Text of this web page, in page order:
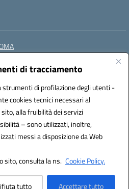
di tracciamento
di profilazione degli utenti -
cookies tecnici necessari al
alla fruibilità dei servizi
– sono utilizzati, inoltre,
messi a disposizione da Web
sito, consulta la ns. Cookie Policy.
tutto Accettare tutto
RMIC86500P@pec.istruzione.it
(IPA): istsc_RMIC86500P
UFSRRZ
by 3D Solution S.r.l.
by Designers Italia